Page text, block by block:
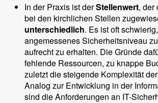
In der Praxis ist derStellenwert, der
bei den kirchlichen Stellen
unterschiedlich. Es ist oft
angemessenes Sicherheitsniveau
aufrecht zu erhalten. Die Gründe
fehlende Ressourcen, zu knappe
zuletzt die steigende Komplexität
Analog zur Entwicklung in der
sind die Anforderungen an IT-